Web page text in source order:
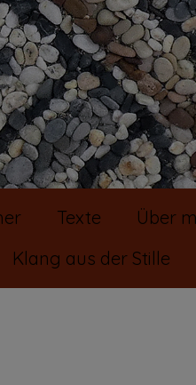
Texte
Über
Klang aus der Stille